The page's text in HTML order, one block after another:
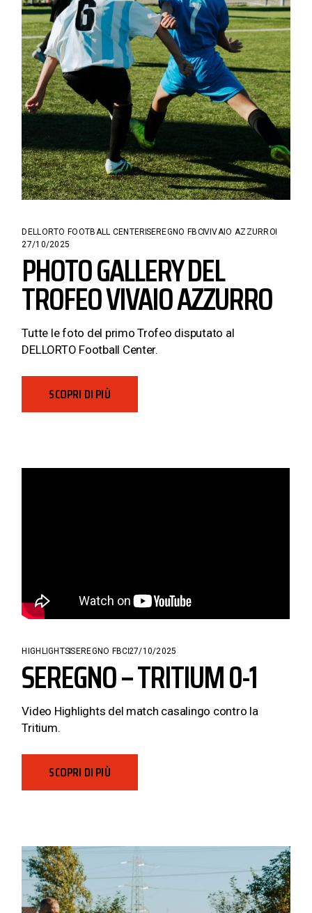
DELLORTO FOOTBALL CENTERSEREGNO FBCVIVAIO AZZURRO
27/10/2025
PHOTO GALLERY DEL
TROFEO VIVAIO AZZURRO
Tutte le foto del primo Trofeo disputato al
DELLORTO Football Center.
SCOPRI DI PIÙ
HIGHLIGHTSSEREGNO FBC27/10/2025
SEREGNO – TRITIUM 0-1
Video Highlights del match casalingo contro la
Tritium.
SCOPRI DI PIÙ